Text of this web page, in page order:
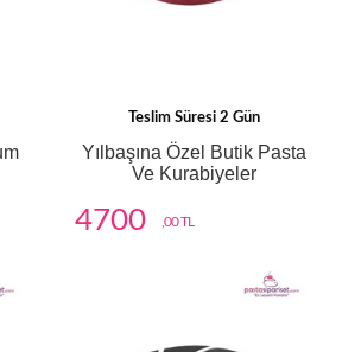
Teslim Süresi 2 Gün
Yılbaşına Özel Butik Pasta
Ve Kurabiyeler
4700 ,00 TL